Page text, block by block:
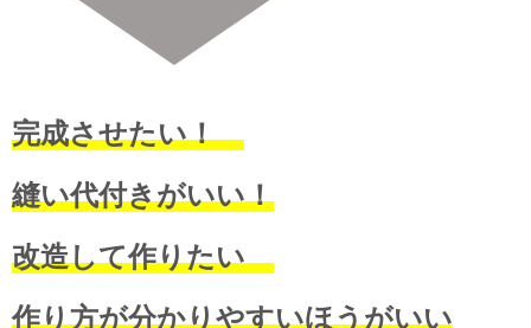
完成させたい！
縫い代付きがいい！
改造して作りたい
作り方が分かりやすいほうがいい